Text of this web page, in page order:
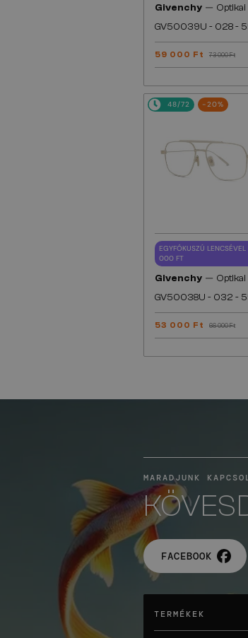
Givenchy —
GV50039U - 028 -
59 000 Ft 73 000 Ft
48/72 -20%
EGYFÓKUSZÚ
000 FT
Givenchy —
GV50038U - 032 -
53 000 Ft 66 000 Ft
MARADJUNK
FACEBOOK
TERMÉKEK